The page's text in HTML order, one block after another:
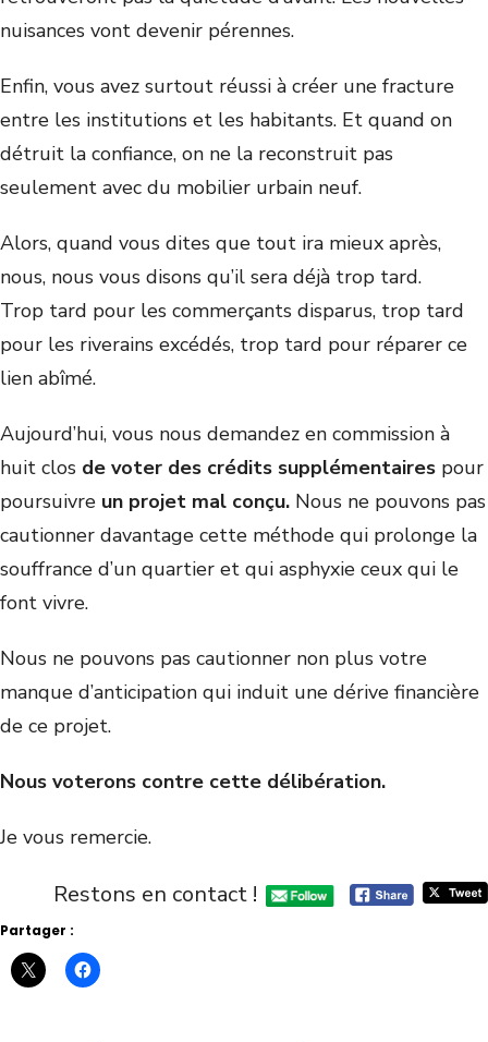
nuisances vont devenir pérennes.
Enfin, vous avez surtout réussi à créer une fracture
entre les institutions et les habitants. Et quand on
détruit la confiance, on ne la reconstruit pas
seulement avec du mobilier urbain neuf.
Alors, quand vous dites que tout ira mieux après,
nous, nous vous disons qu’il sera déjà trop tard.
Trop tard pour les commerçants disparus, trop tard
pour les riverains excédés, trop tard pour réparer ce
lien abîmé.
Aujourd’hui, vous nous demandez en commission à
huit clos de voter des crédits supplémentaires pour
poursuivre un projet mal conçu. Nous ne pouvons pas
cautionner davantage cette méthode qui prolonge la
souffrance d’un quartier et qui asphyxie ceux qui le
font vivre.
Nous ne pouvons pas cautionner non plus votre
manque d’anticipation qui induit une dérive financière
de ce projet.
Nous voterons contre cette délibération.
Je vous remercie.
Restons en contact !
Partager :